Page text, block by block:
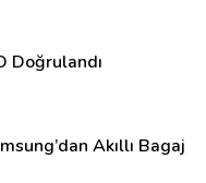
Doğrulandı
Akıllı Bagaj